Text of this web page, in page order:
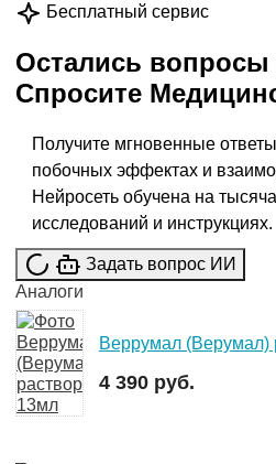
Бесплатный сервис
Остались вопросы
Спросите
Получите мгновенные
побочных эффектах и
Нейросеть обучена на
исследований и инструкциях.
Задать вопрос ИИ
Аналоги
Веррумал (Верумал)
4 390 руб.